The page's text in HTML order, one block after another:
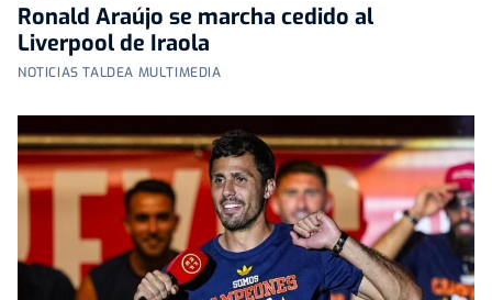
Ronald Araújo se marcha cedido al
Liverpool de Iraola
NOTICIAS TALDEA MULTIMEDIA